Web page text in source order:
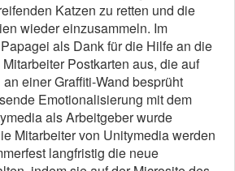
Katzen zu retten und die
wieder einzusammeln. Im
als Dank für die Hilfe an die
Postkarten aus, die auf
einer Graffiti-Wand besprüht
Emotionalisierung mit dem
als Arbeitgeber wurde
Mitarbeiter von Unitymedia werden
langfristig die neue